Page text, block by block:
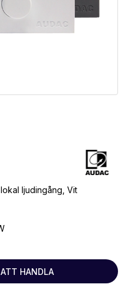
ljudingång, Vit
HANDLA